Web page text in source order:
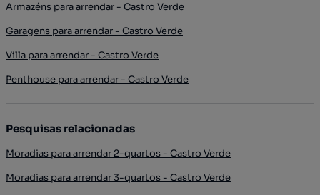
Armazéns para arrendar - Castro Verde
Garagens para arrendar - Castro Verde
Villa para arrendar - Castro Verde
Penthouse para arrendar - Castro Verde
Pesquisas relacionadas
Moradias para arrendar 2-quartos - Castro Verde
Moradias para arrendar 3-quartos - Castro Verde